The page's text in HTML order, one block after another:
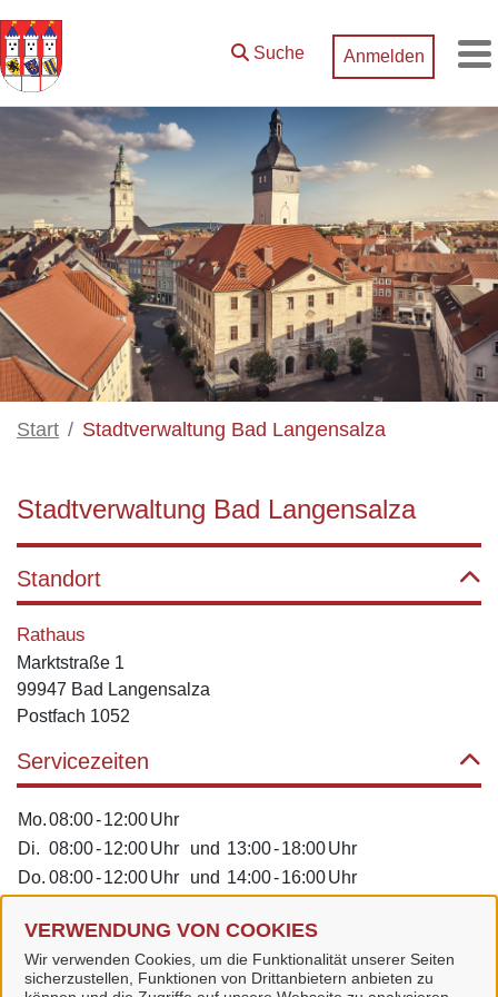
Zum Hauptinhalt springen
VERWENDUNG VON COOKIES
Wir verwenden Cookies, um die Funktionalität unserer Seiten
sicherzustellen, Funktionen von Drittanbietern anbieten zu
Suche Anmelden
Start Stadtverwaltung Bad Langensalza
Stadtverwaltung Bad Langensalza
Standort
Rathaus
Marktstraße 1
99947 Bad Langensalza
Postfach 1052
Servicezeiten
Mo.08:00-12:00Uhr
Di. 08:00-12:00Uhr und 13:00-18:00Uhr
Do. 08:00-12:00Uhr und 14:00-16:00Uhr
Zugehörige Einrichtungen